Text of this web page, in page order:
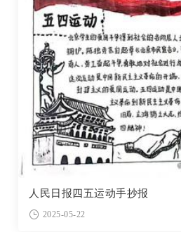
人民日报四五运动手抄报
2025-05-22